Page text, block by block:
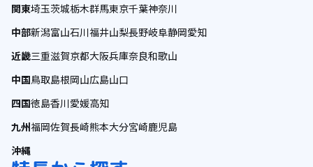
関東埼玉茨城栃木群馬東京千葉神奈川
中部新潟富山石川福井山梨長野岐阜静岡愛知
近畿三重滋賀京都大阪兵庫奈良和歌山
中国鳥取島根岡山広島山口
四国徳島香川愛媛高知
九州福岡佐賀長崎熊本大分宮崎鹿児島
沖縄